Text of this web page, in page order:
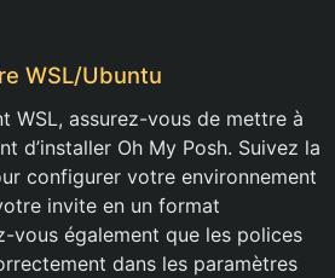
WSL/Ubuntu
WSL, assurez-vous de mettre à
d’installer Oh My Posh. Suivez la
configurer votre environnement
invite en un format
vous également que les polices
dans les paramètres